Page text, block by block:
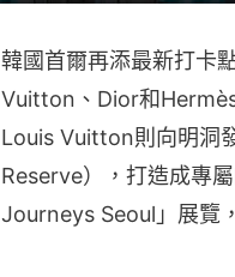
韓國首爾再添最新打卡
Vuitton、Dior和
Louis Vuitton則向明洞
Reserve），打造成專
Journeys Seoul」展覽